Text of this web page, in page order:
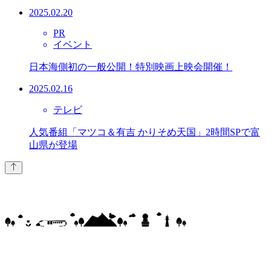
2025.02.20
PR
イベント
日本海側初の一般公開！特別映画上映会開催！
2025.02.16
テレビ
人気番組「マツコ＆有吉 かりそめ天国」2時間SPで富
山県が登場